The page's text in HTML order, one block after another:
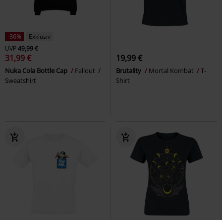
-36%
Exklusiv
UVP49,99 €
31,99 €
Nuka Cola Bottle Cap
Fallout
Sweatshirt
19,99 €
Brutality Mortal Kombat
T-
Shirt